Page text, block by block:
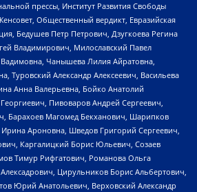
прессы, Институт Развития Свободы
Общественный вердикт, Евразийская
Бедушев Петр Петрович, Дзугкоева Регина
Владимирович, Милославский Павел
Чанышева Лилия Айратовна,
Туровский Александр Алексеевич, Васильева
Анна Валерьевна, Бойко Анатолий
Пивоваров Андрей Сергеевич,
Барахоев Магомед Бекханович, Шарипков
Ароновна, Шведов Григорий Сергеевич,
Каргалицкий Борис Юльевич, Созаев
Тимур Рифгатович, Романова Ольга
Цирульников Борис Альбертович,
Юрий Анатольевич, Верховский Александр